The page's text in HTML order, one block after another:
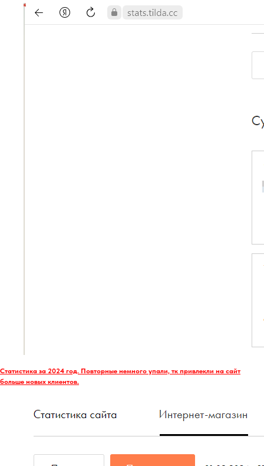
Статистика за 2024 год. Повторные немного упали, тк привлекли на сайт
больше новых клиентов.